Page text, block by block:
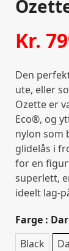
Kr.
Den
ute, eller
Ozette er
Eco®, og
nylon som
glidelås i
for en
superlett,
ideelt lag-
Farge :
Black